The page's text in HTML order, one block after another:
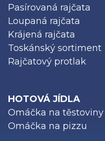
Pasírovaná rajčata
Loupaná rajčata
Krájená rajčata
Toskánský sortiment
Rajčatový protlak
HOTOVÁ JÍDLA
Omáčka na těstoviny
Omáčka na pizzu